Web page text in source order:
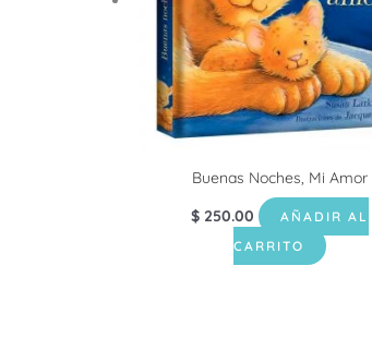
Buenas Noches, Mi Amor
$ 250.00
AÑADIR AL
CARRITO